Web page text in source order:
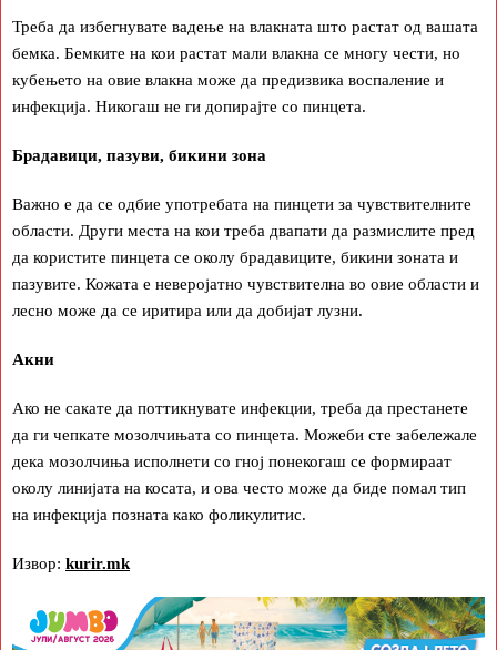
Треба да избегнувате вадење на влакната што растат од вашата
бемка. Бемките на кои растат мали влакна се многу чести, но
кубењето на овие влакна може да предизвика воспаление и
инфекција. Никогаш не ги допирајте со пинцета.
Брадавици, пазуви, бикини зона
Важно е да се одбие употребата на пинцети за чувствителните
области. Други места на кои треба двапати да размислите пред
да користите пинцета се околу брадавиците, бикини зоната и
пазувите. Кожата е неверојатно чувствителна во овие области и
лесно може да се иритира или да добијат лузни.
Акни
Ако не сакате да поттикнувате инфекции, треба да престанете
да ги чепкате мозолчињата со пинцета. Можеби сте забележале
дека мозолчиња исполнети со гној понекогаш се формираат
околу линијата на косата, и ова често може да биде помал тип
на инфекција позната како фоликулитис.
Извор: kurir.mk